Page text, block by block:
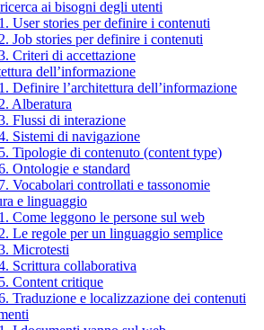
ai bisogni degli utenti
User stories per definire i contenuti
Job stories per definire i contenuti
Criteri di accettazione
dell’informazione
Definire l’architettura dell’informazione
Alberatura
Flussi di interazione
Sistemi di navigazione
Tipologie di contenuto (content type)
Ontologie e standard
Vocabolari controllati e tassonomie
e linguaggio
Come leggono le persone sul web
Le regole per un linguaggio semplice
Microtesti
Scrittura collaborativa
Content critique
Traduzione e localizzazione dei contenuti